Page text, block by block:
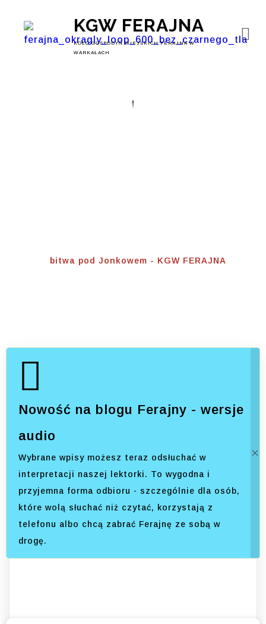
KGW FERAJNA
KOŁO GOSPODYŃ WIEJSKICH FERAJNA W
WARKAŁACH
bitwa pod Jonkowem - KGW FERAJNA
Nowość na blogu Ferajny - wersje
audio
Wybrane wpisy możesz teraz odsłuchać w
interpretacji naszej lektorki. To wygodna i
przyjemna forma odbioru - szczególnie dla osób,
które wolą słuchać niż czytać, korzystają z
telefonu albo chcą zabrać Ferajnę ze sobą w
drogę.